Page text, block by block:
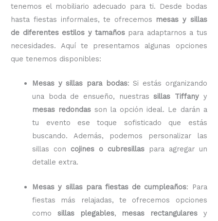
tenemos el mobiliario adecuado para ti. Desde bodas
hasta fiestas informales, te ofrecemos mesas y sillas
de diferentes estilos y tamaños para adaptarnos a tus
necesidades. Aquí te presentamos algunas opciones
que tenemos disponibles:
Mesas y sillas para bodas: Si estás organizando
una boda de ensueño, nuestrassillas Tiffanyy
mesas redondas son la opción ideal. Le darán a
tu evento ese toque sofisticado que estás
buscando. Además, podemos personalizar las
sillas con cojines o cubresillaspara agregar un
detalle extra.
Mesas y sillas para fiestas de cumpleaños: Para
fiestas más relajadas, te ofrecemos opciones
como sillas plegables, mesas rectangularesy